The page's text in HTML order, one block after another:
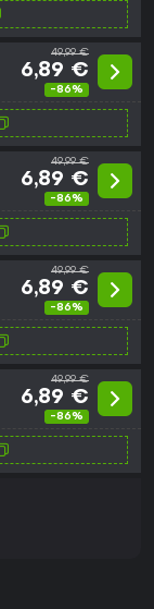
49,99 €
6,89 €
-86%
49,99 €
6,89 €
-86%
49,99 €
6,89 €
-86%
49,99 €
6,89 €
-86%